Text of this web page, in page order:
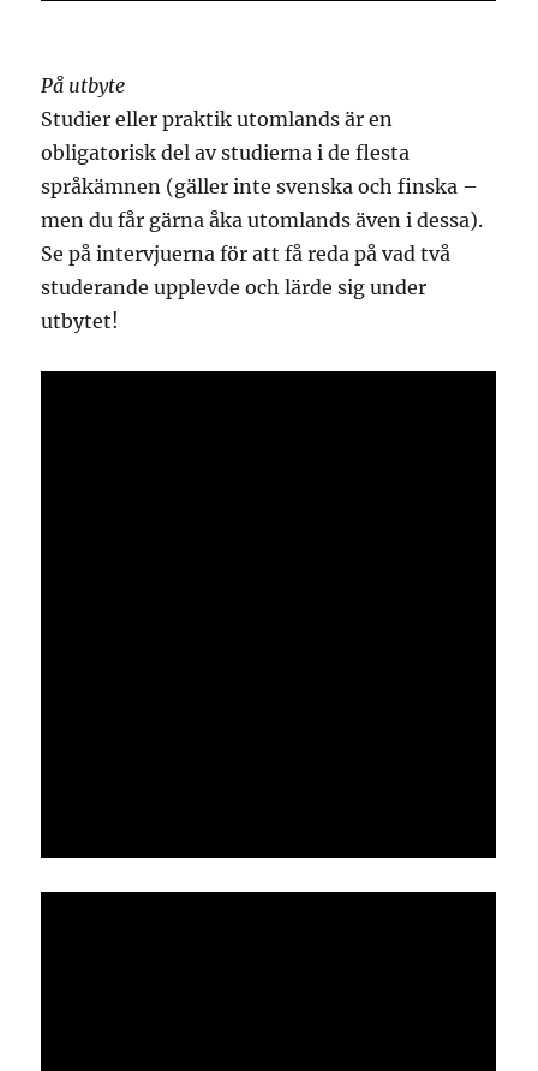
På utbyte
Studier eller praktik utomlands är en
obligatorisk del av studierna i de flesta
språkämnen (gäller inte svenska och finska –
men du får gärna åka utomlands även i dessa).
Se på intervjuerna för att få reda på vad två
studerande upplevde och lärde sig under
utbytet!